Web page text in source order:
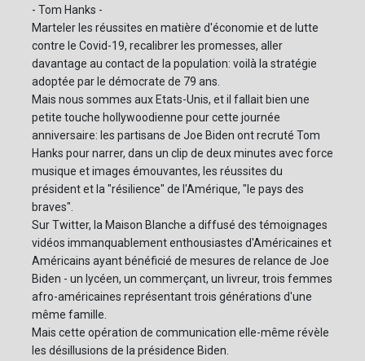
- Tom Hanks -
Marteler les réussites en matière d'économie et de lutte
contre le Covid-19, recalibrer les promesses, aller
davantage au contact de la population: voilà la stratégie
adoptée par le démocrate de 79 ans.
Mais nous sommes aux Etats-Unis, et il fallait bien une
petite touche hollywoodienne pour cette journée
anniversaire: les partisans de Joe Biden ont recruté Tom
Hanks pour narrer, dans un clip de deux minutes avec force
musique et images émouvantes, les réussites du
président et la "résilience" de l'Amérique, "le pays des
braves".
Sur Twitter, la Maison Blanche a diffusé des témoignages
vidéos immanquablement enthousiastes d'Américaines et
Américains ayant bénéficié de mesures de relance de Joe
Biden - un lycéen, un commerçant, un livreur, trois femmes
afro-américaines représentant trois générations d'une
même famille.
Mais cette opération de communication elle-même révèle
les désillusions de la présidence Biden.